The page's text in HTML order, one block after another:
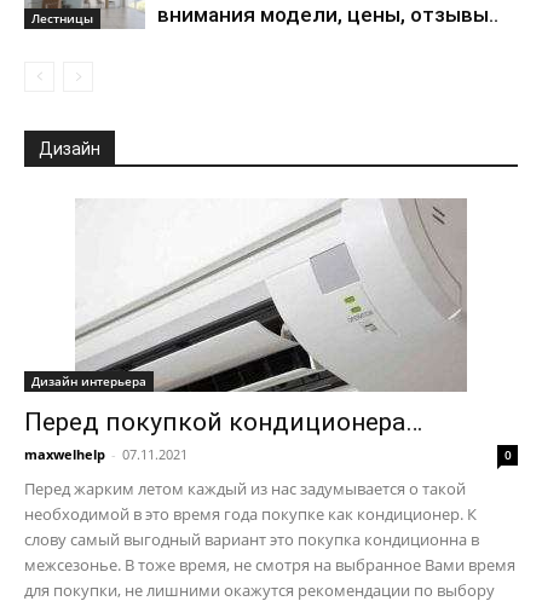
Лестницы
внимания модели, цены, отзывы..
Дизайн
Дизайн интерьера
Перед покупкой кондиционера…
maxwelhelp - 07.11.2021 0
Перед жарким летом каждый из нас задумывается о такой
необходимой в это время года покупке как кондиционер. К
слову самый выгодный вариант это покупка кондиционна в
межсезонье. В тоже время, не смотря на выбранное Вами время
для покупки, не лишними окажутся рекомендации по выбору